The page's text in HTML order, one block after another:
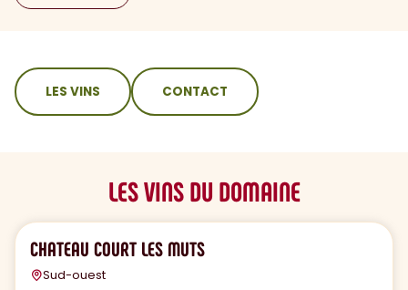
sommaire
LES VINS CONTACT
LES VINS DU DOMAINE
CHATEAU COURT LES MUTS
Sud-ouest